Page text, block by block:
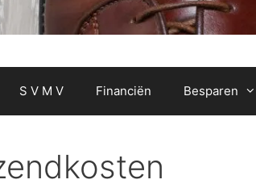
S V M V Financiën Besparen